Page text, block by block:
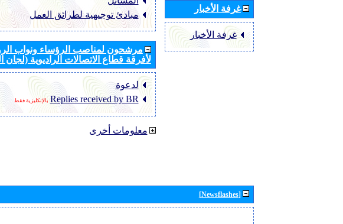
مبادئ توجيهية لطرائق العمل
مرشحون لمناصب الرؤساء ونواب
لأفرقة قطاع الاتصالات الراديوية
لدعوة
Replies received by BR بالإنكليزية فقط
معلومات أخرى
غرفة الأخبار
غرفة الأخبار
[Newsflashes]